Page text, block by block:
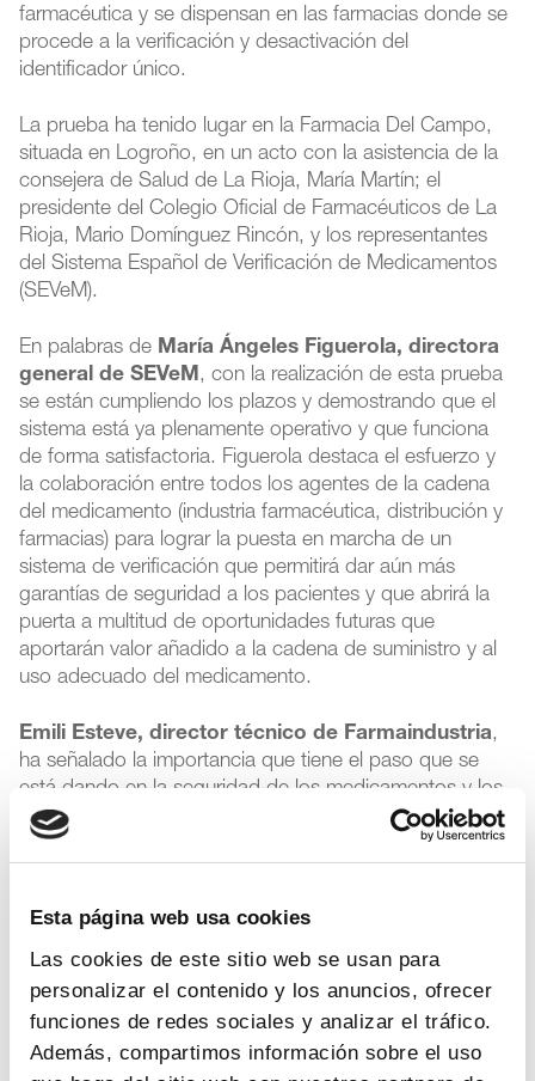
Esta página web usa cookies
Las cookies de este sitio web se usan para
personalizar el contenido y los anuncios, ofrecer
funciones de redes sociales y analizar el tráfico.
Además, compartimos información sobre el uso
farmacéutica y se dispensan en las farmacias donde se
procede a la verificación y desactivación del
identificador único.
La prueba ha tenido lugar en la Farmacia Del Campo,
situada en Logroño, en un acto con la asistencia de la
consejera de Salud de La Rioja, María Martín; el
presidente del Colegio Oficial de Farmacéuticos de La
Rioja, Mario Domínguez Rincón, y los representantes
del Sistema Español de Verificación de Medicamentos
(SEVeM).
En palabras de María Ángeles Figuerola, directora
general de SEVeM, con la realización de esta prueba
se están cumpliendo los plazos y demostrando que el
sistema está ya plenamente operativo y que funciona
de forma satisfactoria. Figuerola destaca el esfuerzo y
la colaboración entre todos los agentes de la cadena
del medicamento (industria farmacéutica, distribución y
farmacias) para lograr la puesta en marcha de un
sistema de verificación que permitirá dar aún más
garantías de seguridad a los pacientes y que abrirá la
puerta a multitud de oportunidades futuras que
aportarán valor añadido a la cadena de suministro y al
uso adecuado del medicamento.
Emili Esteve, director técnico de Farmaindustria,
ha señalado la importancia que tiene el paso que se
está dando en la seguridad de los medicamentos y los
consiguientes esfuerzos tecnológicos y económicos
que para la industria ha supuesto adaptar sus líneas de
repositorio antes de la comercialización del
medicamento.
La nota de prensa de SEVeM está disponible en este